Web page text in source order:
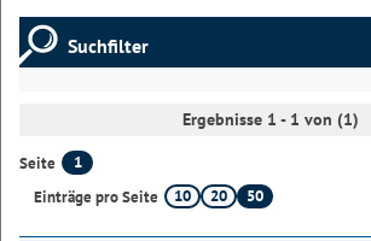
Suchfilter
Ergebnisse 1 - 1 von (1)
Seite
1
Einträge pro Seite
10 20 50